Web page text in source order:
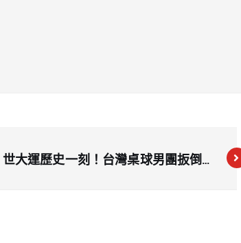
世大運歷史一刻！台灣桌球男團扳倒中